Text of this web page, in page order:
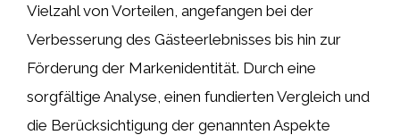
Vielzahl von Vorteilen, angefangen bei der
Verbesserung des Gästeerlebnisses bis hin zur
Förderung der Markenidentität. Durch eine
sorgfältige Analyse, einen fundierten Vergleich und
die Berücksichtigung der genannten Aspekte